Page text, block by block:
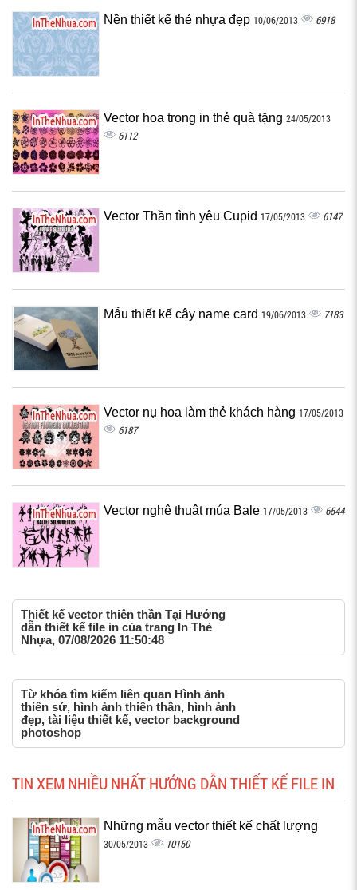
Nền thiết kế thẻ nhựa đẹp 10/06/2013 6918
Vector hoa trong in thẻ quà tặng 24/05/2013
6112
Vector Thần tình yêu Cupid 17/05/2013 6147
Mẫu thiết kế cây name card 19/06/2013 7183
Vector nụ hoa làm thẻ khách hàng 17/05/2013
6187
Vector nghệ thuật múa Bale 17/05/2013 6544
Thiết kế vector thiên thần Tại Hướng
dẫn thiết kế file in của trang In Thẻ
Nhựa, 07/08/2026 11:50:48
Từ khóa tìm kiếm liên quan Hình ảnh
thiên sứ, hình ảnh thiên thần, hình ảnh
đẹp, tài liệu thiết kế, vector background
photoshop
TIN XEM NHIỀU NHẤT HƯỚNG DẪN THIẾT KẾ FILE IN
Những mẫu vector thiết kế chất lượng
30/05/2013 10150